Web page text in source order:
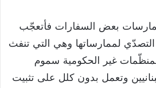
بعض السفارات فأتعجّب
لممارساتها وهي التي تنفث
غير الحكومية سموم
وتعمل بدون كلل على تثبيت